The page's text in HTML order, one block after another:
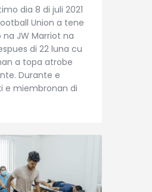
dia 8 di juli 2021
Union a tene
JW Marriot na
di 22 luna cu
a topa atrobe
Durante e
e miembronan di